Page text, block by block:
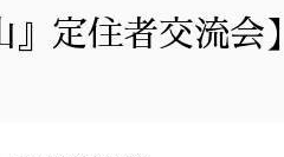
定住者交流会】